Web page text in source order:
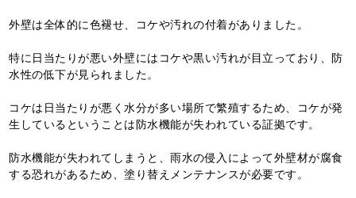
外壁は全体的に色褪せ、コケや汚れの付着がありました。
特に日当たりが悪い外壁にはコケや黒い汚れが目立っており、防
水性の低下が見られました。
コケは日当たりが悪く水分が多い場所で繁殖するため、コケが発
生しているということは防水機能が失われている証拠です。
防水機能が失われてしまうと、雨水の侵入によって外壁材が腐食
する恐れがあるため、塗り替えメンテナンスが必要です。